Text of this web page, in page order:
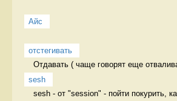
Айс
отстегивать
Отдавать ( чаще говорят еще
sesh
sesh - от "session" - пойти покурить,